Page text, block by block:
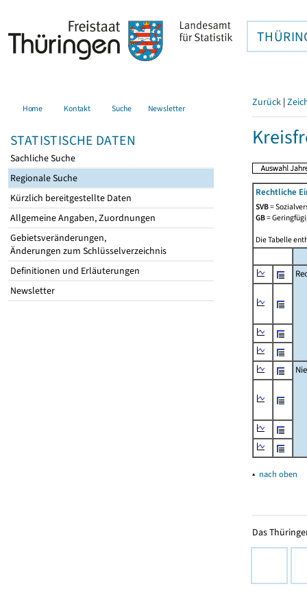
Home Kontakt Suche Newsletter
STATISTISCHE DATEN
Sachliche Suche
Regionale Suche
Kürzlich bereitgestellte Daten
Allgemeine Angaben, Zuordnungen
Gebietsveränderungen,
Änderungen zum Schlüsselverzeichnis
Definitionen und Erläuterungen
Newsletter
Zurück |
Rechtliche
SVB=
GB=
Die Tabelle
▴ nach oben
Das